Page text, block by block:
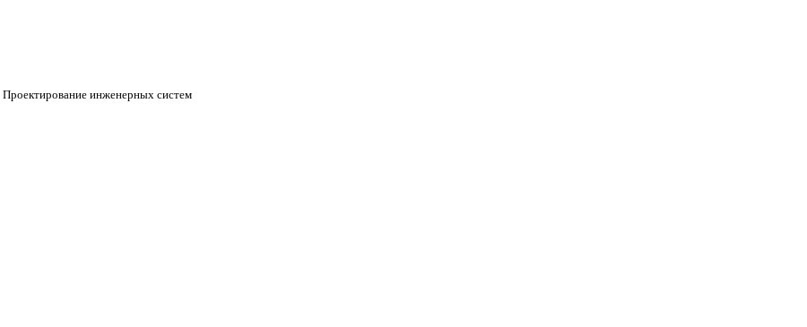
Проектирование инженерных систем